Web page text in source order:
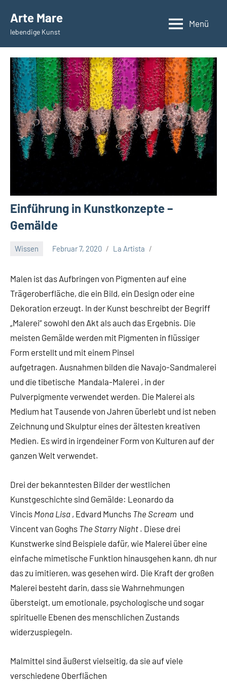
Inhalt
springen
Arte Mare
lebendige Kunst
Menü
Einführung in Kunstkonzepte –
Gemälde
Wissen Februar 7, 2020 La Artista
Malen ist das Aufbringen von Pigmenten auf eine
Trägeroberfläche, die ein Bild, ein Design oder eine
Dekoration erzeugt. In der Kunst beschreibt der Begriff
„Malerei“ sowohl den Akt als auch das Ergebnis. Die
meisten Gemälde werden mit Pigmenten in flüssiger
Form erstellt und mit einem Pinsel
aufgetragen. Ausnahmen bilden die Navajo-Sandmalerei
und die tibetische Mandala-Malerei , in der
Pulverpigmente verwendet werden. Die Malerei als
Medium hat Tausende von Jahren überlebt und ist neben
Zeichnung und Skulptur eines der ältesten kreativen
Medien. Es wird in irgendeiner Form von Kulturen auf der
ganzen Welt verwendet.
Drei der bekanntesten Bilder der westlichen
Kunstgeschichte sind Gemälde: Leonardo da
Vincis Mona Lisa , Edvard Munchs The Scream und
Vincent van Goghs The Starry Night . Diese drei
Kunstwerke sind Beispiele dafür, wie Malerei über eine
einfache mimetische Funktion hinausgehen kann, dh nur
das zu imitieren, was gesehen wird. Die Kraft der großen
Malerei besteht darin, dass sie Wahrnehmungen
übersteigt, um emotionale, psychologische und sogar
spirituelle Ebenen des menschlichen Zustands
widerzuspiegeln.
Malmittel sind äußerst vielseitig, da sie auf viele
verschiedene Oberflächen